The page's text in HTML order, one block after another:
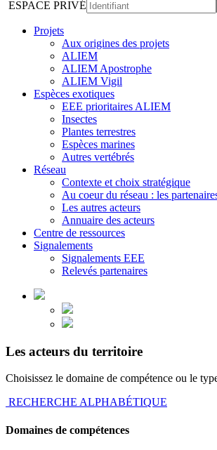
ESPACE PRIVÉ
Projets
Aux origines des projets
ALIEM
ALIEM Apostrophe
ALIEM Vigil
Espèces exotiques
EEE prioritaires ALIEM
Insectes
Plantes terrestres
Espèces marines
Autres vertébrés
Réseau
Contexte et choix stratégique
Au coeur du réseau : les
Les autres acteurs
Annuaire des acteurs
Centre de ressources
Signalements
Signalements EEE
Relevés partenaires
Les acteurs du territoire
Choisissez le domaine de compétence ou le
RECHERCHE ALPHABÉTIQUE
Domaines de compétences